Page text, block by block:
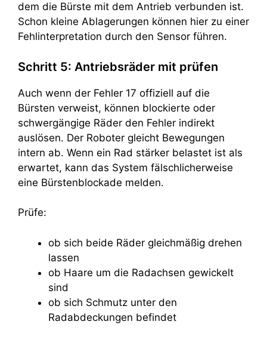
dem die Bürste mit dem Antrieb verbunden ist.
Schon kleine Ablagerungen können hier zu einer
Fehlinterpretation durch den Sensor führen.
Schritt 5: Antriebsräder mit prüfen
Auch wenn der Fehler 17 offiziell auf die
Bürsten verweist, können blockierte oder
schwergängige Räder den Fehler indirekt
auslösen. Der Roboter gleicht Bewegungen
intern ab. Wenn ein Rad stärker belastet ist als
erwartet, kann das System fälschlicherweise
eine Bürstenblockade melden.
Prüfe:
ob sich beide Räder gleichmäßig drehen
lassen
ob Haare um die Radachsen gewickelt
sind
ob sich Schmutz unter den
Radabdeckungen befindet